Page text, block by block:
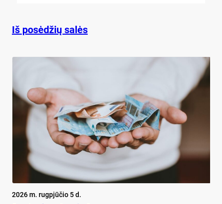
Iš posėdžių salės
2026 m. rugpjūčio 5 d.